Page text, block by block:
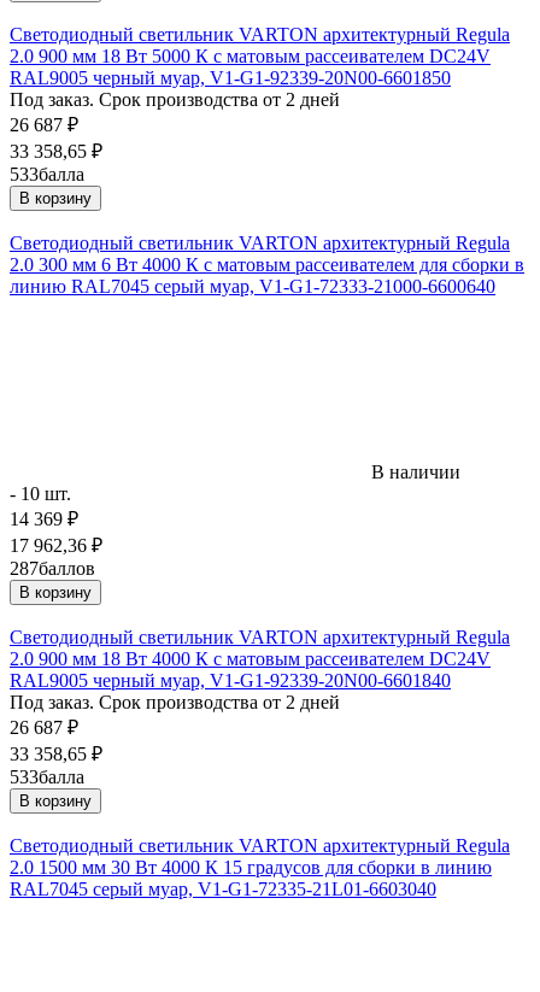
Светодиодный светильник VARTON архитектурный Regula
2.0 900 мм 18 Вт 5000 К с матовым рассеивателем DC24V
RAL9005 черный муар, V1-G1-92339-20N00-6601850
Под заказ. Срок производства от 2 дней
26 687 ₽
33 358,65 ₽
533балла
В корзину
Светодиодный светильник VARTON архитектурный Regula
2.0 300 мм 6 Вт 4000 К с матовым рассеивателем для сборки в
линию RAL7045 серый муар, V1-G1-72333-21000-6600640
В наличии
- 10 шт.
14 369 ₽
17 962,36 ₽
287баллов
В корзину
Светодиодный светильник VARTON архитектурный Regula
2.0 900 мм 18 Вт 4000 К с матовым рассеивателем DC24V
RAL9005 черный муар, V1-G1-92339-20N00-6601840
Под заказ. Срок производства от 2 дней
26 687 ₽
33 358,65 ₽
533балла
В корзину
Светодиодный светильник VARTON архитектурный Regula
2.0 1500 мм 30 Вт 4000 К 15 градусов для сборки в линию
RAL7045 серый муар, V1-G1-72335-21L01-6603040